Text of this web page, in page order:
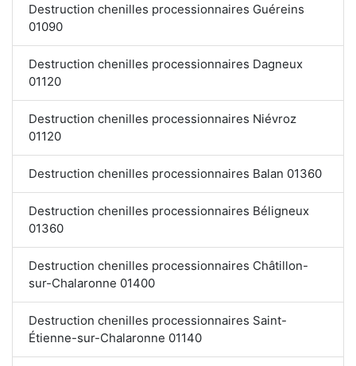
Destruction chenilles processionnaires Guéreins
01090
Destruction chenilles processionnaires Dagneux
01120
Destruction chenilles processionnaires Niévroz
01120
Destruction chenilles processionnaires Balan 01360
Destruction chenilles processionnaires Béligneux
01360
Destruction chenilles processionnaires Châtillon-
sur-Chalaronne 01400
Destruction chenilles processionnaires Saint-
Étienne-sur-Chalaronne 01140